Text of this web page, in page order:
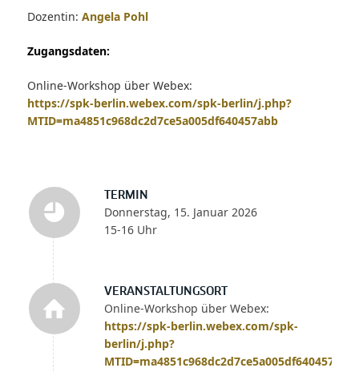
TERMIN
Donnerstag, 15. Januar 2026
15-16 Uhr
VERANSTALTUNGSORT
Online-Workshop über Webex:
https://spk-berlin.webex.com/spk-
berlin/j.php?
MTID=ma4851c968dc2d7ce5a005df640457abb
Dozentin: Angela Pohl
Zugangsdaten:
Online-Workshop über Webex:
https://spk-berlin.webex.com/spk-berlin/j.php?
MTID=ma4851c968dc2d7ce5a005df640457abb